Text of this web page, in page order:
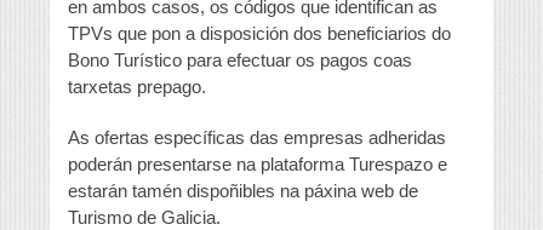
en ambos casos, os códigos que identifican as
TPVs que pon a disposición dos beneficiarios do
Bono Turístico para efectuar os pagos coas
tarxetas prepago.
As ofertas específicas das empresas adheridas
poderán presentarse na plataforma Turespazo e
estarán tamén dispoñibles na páxina web de
Turismo de Galicia.